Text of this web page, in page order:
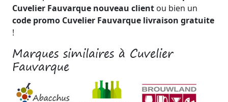
Cuvelier Fauvarque nouveau client ou bien un
code promo Cuvelier Fauvarque livraison gratuite
!
Marques similaires à Cuvelier
Fauvarque